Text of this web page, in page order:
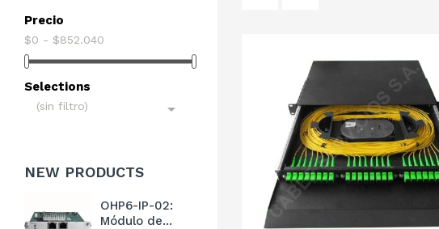
Precio
$0 - $852.040
Selections
(sin filtro) 
NEW PRODUCTS
OHP6-IP-02:
Módulo de...